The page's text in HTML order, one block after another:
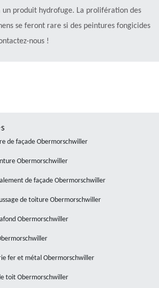
un produit hydrofuge. La prolifération des
se feront rare si des peintures fongicides
nous !
de façade Obermorschwiller
Obermorschwiller
de façade Obermorschwiller
de toiture Obermorschwiller
Obermorschwiller
fer et métal Obermorschwiller
toit Obermorschwiller